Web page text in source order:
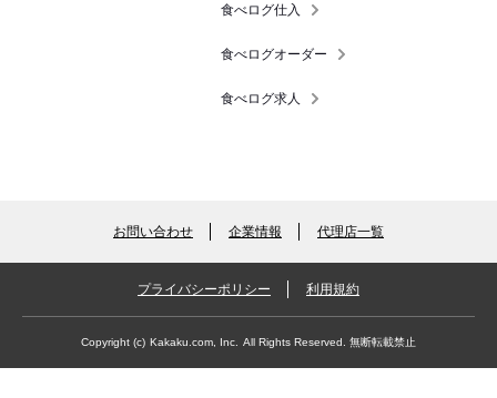
食べログ仕入
食べログオーダー
食べログ求人
お問い合わせ 企業情報 代理店一覧
プライバシーポリシー 利用規約
Copyright (c) Kakaku.com, Inc. All Rights Reserved. 無断転載禁止